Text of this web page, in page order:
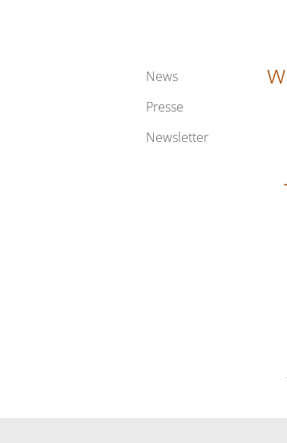
Navigation
News
Presse
Newsletter